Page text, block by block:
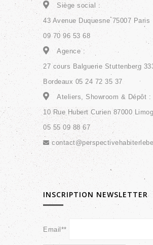
Siège social :
43 Avenue Duquesne 75007 Paris
09 70 96 53 68
Agence :
27 cours Balguerie Stuttenberg
Bordeaux 05 24 72 35 37
Ateliers, Showroom & Dépôt :
10 Rue Hubert Curien 87000
05 55 09 88 67
INSCRIPTION NEWSLETTER
Email**